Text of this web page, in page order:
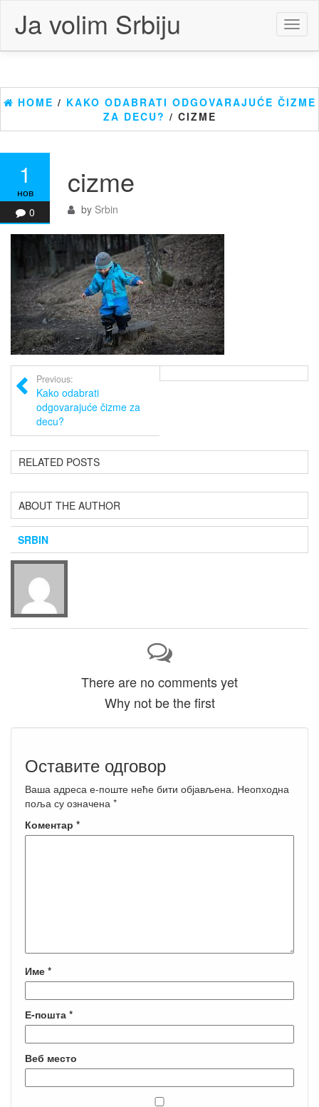
content
Ja volim Srbiju
HOME / KAKO ODABRATI ODGOVARAJUĆE ČIZME
ZA DECU? / CIZME
1
нов
0
cizme
by Srbin
Previous:
Kako odabrati
odgovarajuće čizme za
decu?
RELATED POSTS
ABOUT THE AUTHOR
SRBIN
There are no comments yet
Why not be the first
Оставите одговор
Ваша адреса е-поште неће бити објављена. Неопходна
поља су означена *
Коментар *
Име *
Е-пошта *
Веб место